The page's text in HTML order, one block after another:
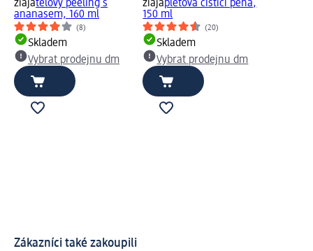
ziajatělový peeling s
ananasem, 160 ml
(8)
Skladem
Vybrat prodejnu dm
ziajapleťová čisticí pěna,
150 ml
(20)
Skladem
Vybrat prodejnu dm
Zákazníci také zakoupili